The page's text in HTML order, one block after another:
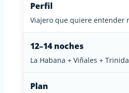
Perfil
Viajero que quiere entender
12–14 noches
La Habana + Viñales +
Plan